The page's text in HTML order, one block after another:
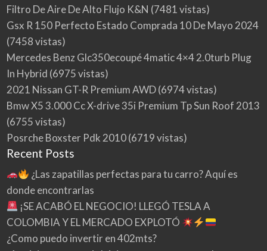
Filtro De Aire De Alto Flujo K&N (7481 vistas)
Gsx R 150 Perfecto Estado Comprada 10 De Mayo 2024
(7458 vistas)
Mercedes Benz Glc350ecoupé 4matic 4×4 2.0turb Plug
In Hybrid (6975 vistas)
2021 Nissan GT-R Premium AWD(6974 vistas)
Bmw X5 3.000 Cc X-drive 35i Premium Tp Sun Roof 2013
(6755 vistas)
Posrche Boxster Pdk 2010(6719 vistas)
Recent Posts
¿Las zapatillas perfectas para tu carro? Aquí es
donde encontrarlas
¡SE ACABÓ EL NEGOCIO! LLEGÓ TESLA A
COLOMBIA Y EL MERCADO EXPLOTÓ
¿Como puedo invertir en 402mts?